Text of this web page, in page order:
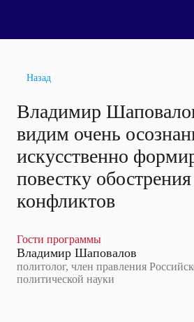
Назад
Владимир
видим очень
искусственно
повестку
конфликтов
Гости программы
Владимир Шаповалов
политолог, член правления
политической науки